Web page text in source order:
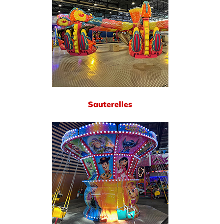
Sauterelles